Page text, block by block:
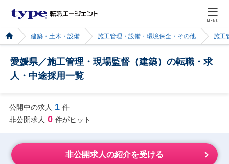
MENU
建築・土木・設備 施工管理・設備・環境保全・その他 施工
愛媛県／施工管理・現場監督（建築）の転職・求
人・中途採用一覧
公開中の求人 1 件
非公開求人 0 件がヒット
非公開求人の紹介を受ける